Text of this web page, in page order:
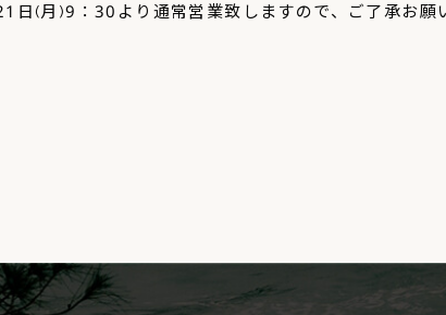
日(月)9：30より通常営業致しますので、ご了承お願